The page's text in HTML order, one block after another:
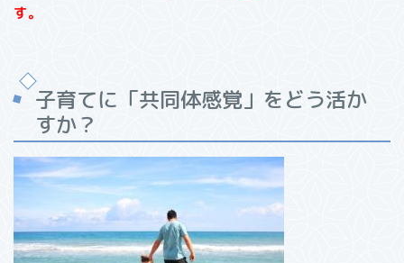
す。
子育てに「共同体感覚」をどう活か
すか？